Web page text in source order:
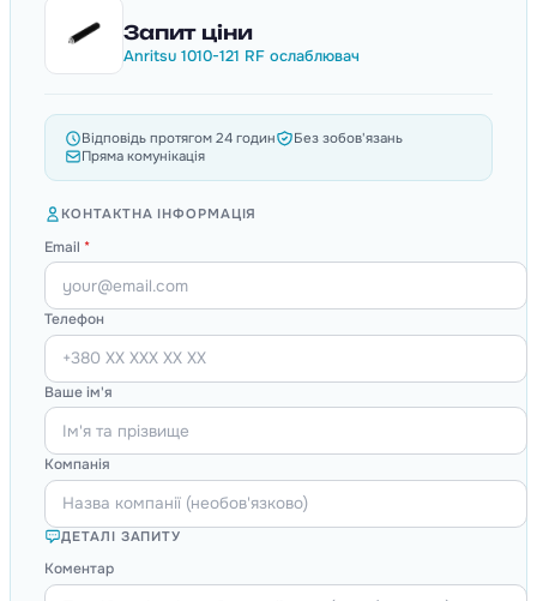
Запит ціни
Anritsu 1010-121 RF ослаблювач
Відповідь протягом 24 годин
Без зобов'язань
Пряма комунікація
КОНТАКТНА ІНФОРМАЦІЯ
Email *
Телефон
Ваше ім'я
Компанія
ДЕТАЛІ ЗАПИТУ
Коментар